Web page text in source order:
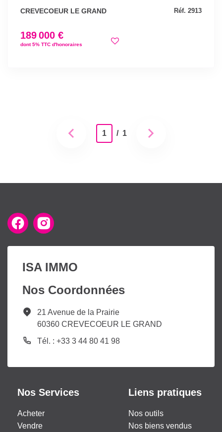
CREVECOEUR LE GRAND Réf. 2913
189 000 €
dont 5% TTC d'honoraires
1 / 1
ISA IMMO
Nos Coordonnées
21 Avenue de la Prairie
60360 CREVECOEUR LE GRAND
Tél. : +33 3 44 80 41 98
Nos Services
Acheter
Vendre
Liens pratiques
Nos outils
Nos biens vendus